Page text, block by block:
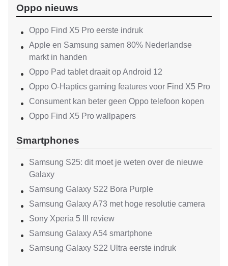
Oppo nieuws
Oppo Find X5 Pro eerste indruk
Apple en Samsung samen 80% Nederlandse
markt in handen
Oppo Pad tablet draait op Android 12
Oppo O-Haptics gaming features voor Find X5 Pro
Consument kan beter geen Oppo telefoon kopen
Oppo Find X5 Pro wallpapers
Smartphones
Samsung S25: dit moet je weten over de nieuwe
Galaxy
Samsung Galaxy S22 Bora Purple
Samsung Galaxy A73 met hoge resolutie camera
Sony Xperia 5 III review
Samsung Galaxy A54 smartphone
Samsung Galaxy S22 Ultra eerste indruk